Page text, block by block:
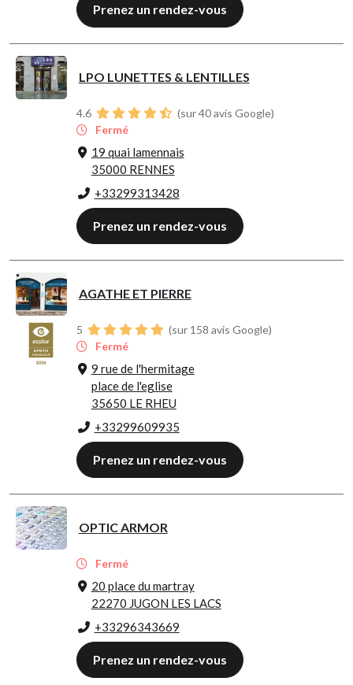
Prenez un rendez-vous
LPO LUNETTES & LENTILLES
4.6
(sur 40 avis Google)
Fermé
19 quai lamennais
35000 RENNES
+33299313428
Prenez un rendez-vous
AGATHE ET PIERRE
5
(sur 158 avis Google)
Fermé
9 rue de l'hermitage
place de l'eglise
35650 LE RHEU
+33299609935
Prenez un rendez-vous
OPTIC ARMOR
Fermé
20 place du martray
22270 JUGON LES LACS
+33296343669
Prenez un rendez-vous